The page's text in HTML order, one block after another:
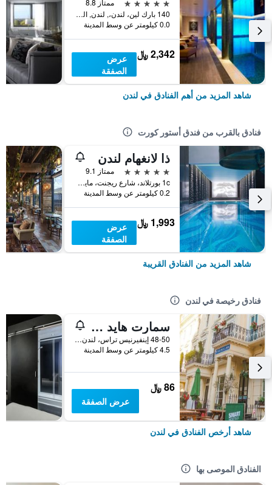
ممتاز 8.8
140 بارك لين، لندن،, لندن, المملكة المتحدة
0.0 كيلومتر عن وسط المدينة
2,342 ﷼
عرض
الصفقة
شاهد المزيد من أهم الفنادق في لندن
فنادق بالقرب من فندق أستور كورت
ذا لانغهام لندن
5 نجوم
ممتاز 9.1
1c بورتلاند، شارع ريجنت، مايفير, لندن, المملكة المتحدة
0.2 كيلومتر عن وسط المدينة
1,993 ﷼
عرض
الصفقة
شاهد المزيد من الفنادق القريبة
فنادق رخيصة في لندن
سمارت هايد بارك إن هوستل
48-50 إينفيرنيس تراس، لندن ، المملكة المتحدة, لندن, المملكة المتحدة
4.5 كيلومتر عن وسط المدينة
86 ﷼
عرض الصفقة
شاهد أرخص الفنادق في لندن
الفنادق الموصى بها